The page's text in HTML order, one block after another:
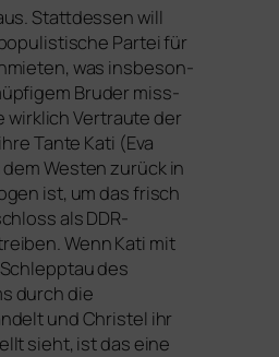
Stattdessen will
Partei für
was ins­be­son­
Bruder miss­
wirk­lich Vertraute der
Tante Kati (Eva
Westen zurück in
ist, um das frisch
als DDR-
Wenn Kati mit
des
durch die
und Christel ihr
sieht, ist das eine